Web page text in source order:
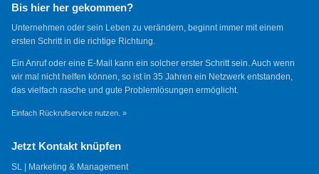
Bis hier her gekommen?
Unternehmen oder sein Leben zu verändern, beginnt immer mit einem
ersten Schritt in die richtige Richtung.
Ein Anruf oder eine E-Mail kann ein solcher erster Schritt sein. Auch wenn
wir mal nicht helfen können, so ist in 35 Jahren ein Netzwerk entstanden,
das vielfach rasche und gute Problemlösungen ermöglicht.
Einfach Rückrufservice nutzen. »
Jetzt Kontakt knüpfen
SL | Marketing & Management